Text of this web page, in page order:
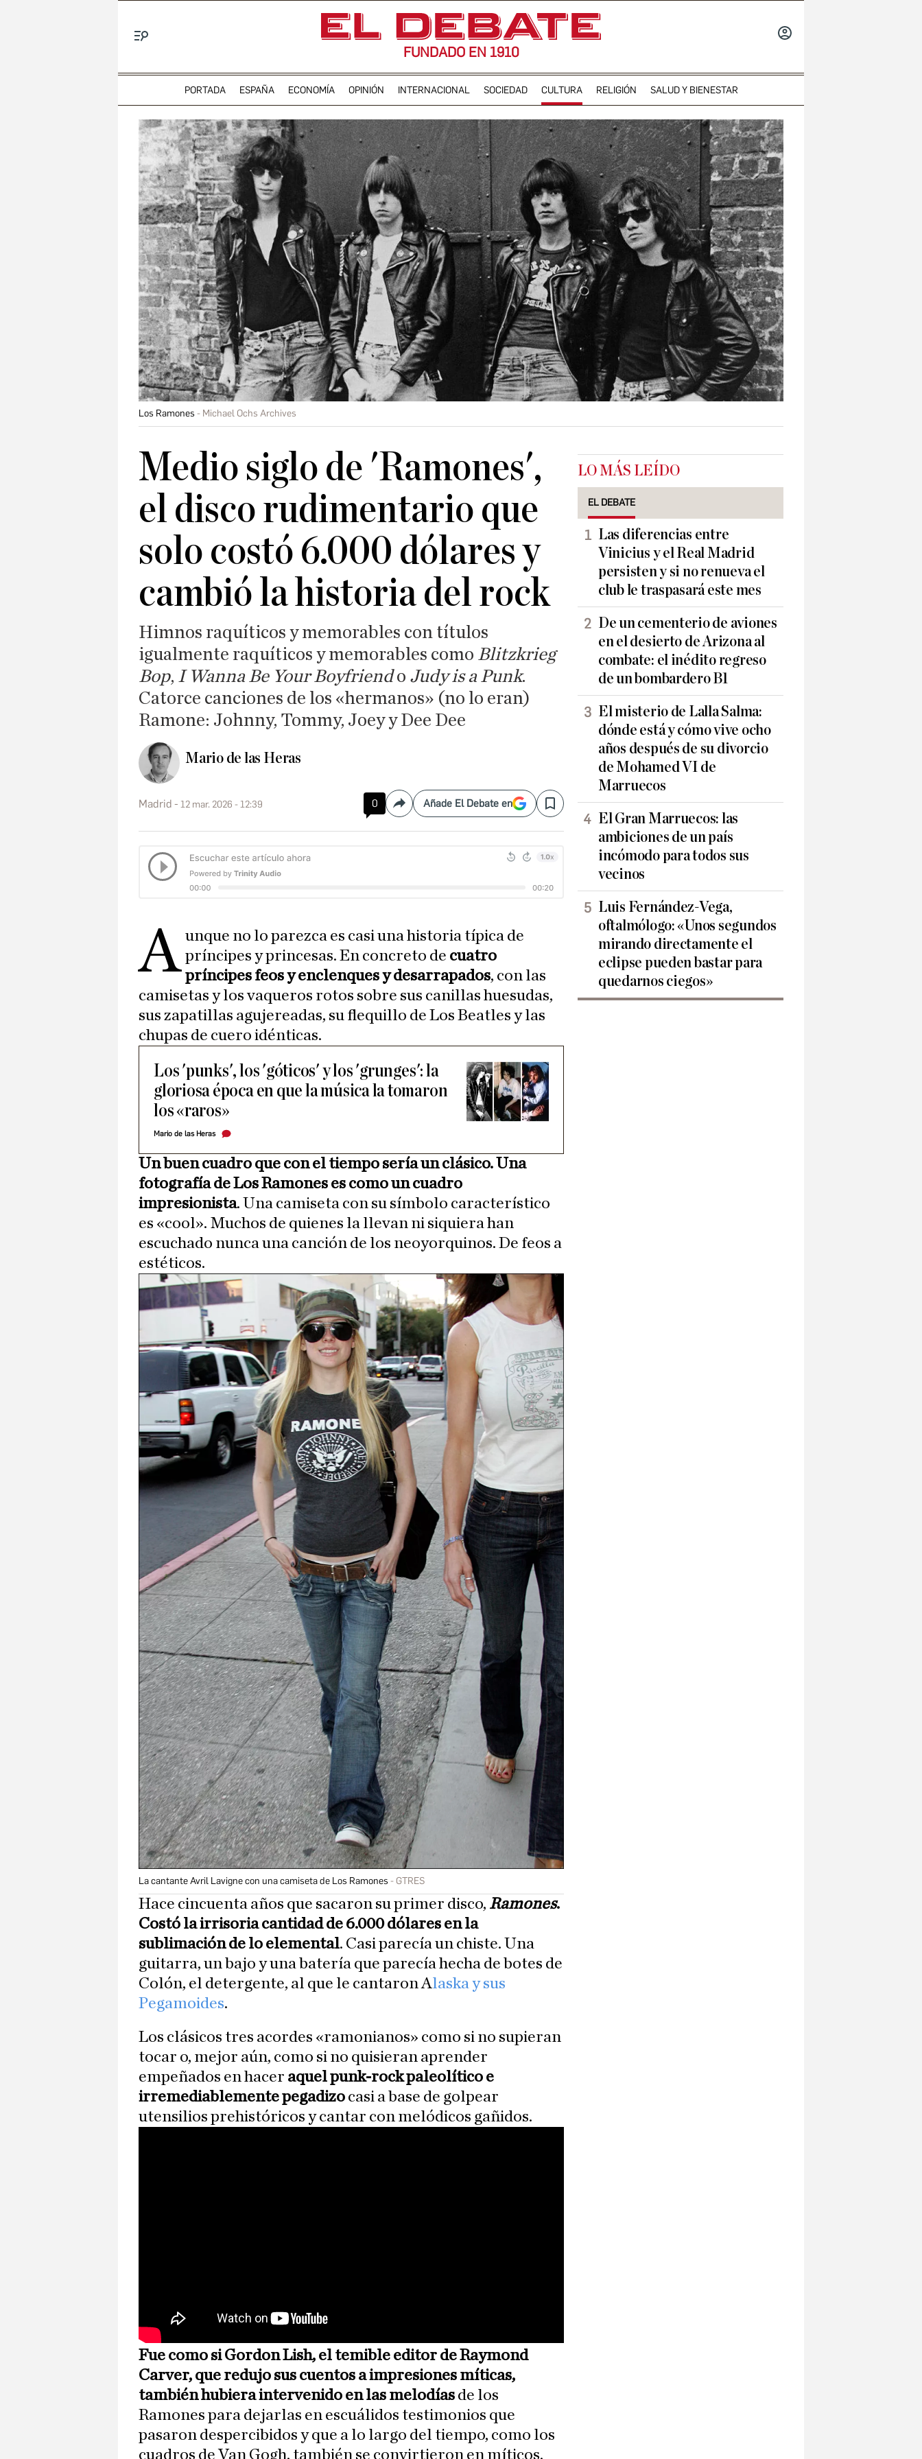
FUNDADO EN 1910
PORTADA ESPAÑA ECONOMÍA OPINIÓN INTERNACIONAL SOCIEDAD CULTURA RELIGIÓN SALUD Y BIENESTAR
Los Ramones Michael Ochs Archives
Medio siglo de 'Ramones',
el disco rudimentario que
solo costó 6.000 dólares y
cambió la historia del rock
Himnos raquíticos y memorables con títulos
igualmente raquíticos y memorables como Blitzkrieg
Bop, I Wanna Be Your Boyfriendo Judy is a Punk.
Catorce canciones de los «hermanos» (no lo eran)
Ramone: Johnny, Tommy, Joey y Dee Dee
Mario de las Heras
Madrid 12 mar. 2026 - 12:39 0 CompartirAñade El Debate en Save
A unque no lo parezca es casi una historia típica de
príncipes y princesas. En concreto de cuatro
príncipes feos y enclenques y desarrapados, con las
camisetas y los vaqueros rotos sobre sus canillas huesudas,
sus zapatillas agujereadas, su flequillo de Los Beatles y las
chupas de cuero idénticas.
Los 'punks', los 'góticos' y los 'grunges': la
gloriosa época en que la música la tomaron
los «raros»
Mario de las Heras
Un buen cuadro que con el tiempo sería un clásico. Una
fotografía de Los Ramones es como un cuadro
impresionista. Una camiseta con su símbolo característico
es «cool». Muchos de quienes la llevan ni siquiera han
escuchado nunca una canción de los neoyorquinos. De feos a
estéticos.
La cantante Avril Lavigne con una camiseta de Los Ramones GTRES
Hace cincuenta años que sacaron su primer disco, Ramones.
Costó la irrisoria cantidad de 6.000 dólares en la
sublimación de lo elemental. Casi parecía un chiste. Una
guitarra, un bajo y una batería que parecía hecha de botes de
Colón, el detergente, al que le cantaron Alaska y sus
Pegamoides.
Los clásicos tres acordes «ramonianos» como si no supieran
tocar o, mejor aún, como si no quisieran aprender
empeñados en hacer aquel punk-rock paleolítico e
irremediablemente pegadizo casi a base de golpear
utensilios prehistóricos y cantar con melódicos gañidos.
Fue como si Gordon Lish, el temible editor de Raymond
Carver, que redujo sus cuentos a impresiones míticas,
también hubiera intervenido en las melodías de los
Ramones para dejarlas en escuálidos testimonios que
pasaron despercibidos y que a lo largo del tiempo, como los
cuadros de Van Gogh, también se convirtieron en míticos.
LO MÁS LEÍDO
EL DEBATE
Las diferencias entre
Vinicius y el Real Madrid
persisten y si no renueva el
club le traspasará este mes
De un cementerio de aviones
en el desierto de Arizona al
combate: el inédito regreso
de un bombardero B1
El misterio de Lalla Salma:
dónde está y cómo vive ocho
años después de su divorcio
de Mohamed VI de
Marruecos
El Gran Marruecos: las
ambiciones de un país
incómodo para todos sus
vecinos
Luis Fernández-Vega,
oftalmólogo: «Unos segundos
mirando directamente el
eclipse pueden bastar para
quedarnos ciegos»